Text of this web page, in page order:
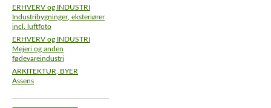
ERHVERV og INDUSTRI
Industribygninger, eksteriører
incl. luftfoto
ERHVERV og INDUSTRI
Mejeri og anden
fødevareindustri
ARKITEKTUR, BYER
Assens